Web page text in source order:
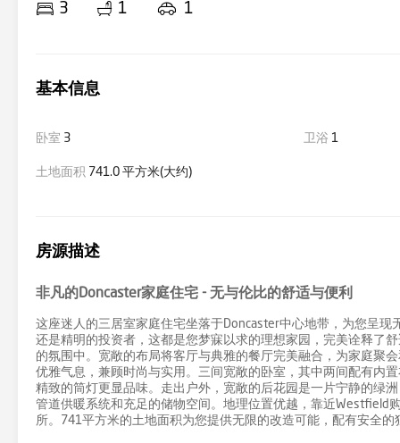
3 1 1
基本信息
卧室 3 卫浴 1
土地面积 741.0 平方米(大约)
房源描述
非凡的Doncaster家庭住宅 - 无与伦比的舒适与便利
这座迷人的三居室家庭住宅坐落于Doncaster中心地带，为您呈
还是精明的投资者，这都是您梦寐以求的理想家园，完美诠释了
的氛围中。宽敞的布局将客厅与典雅的餐厅完美融合，为家庭聚
优雅气息，兼顾时尚与实用。三间宽敞的卧室，其中两间配有内
精致的筒灯更显品味。走出户外，宽敞的后花园是一片宁静的绿
管道供暖系统和充足的储物空间。地理位置优越，靠近Westfield
所。741平方米的土地面积为您提供无限的改造可能，配有安全